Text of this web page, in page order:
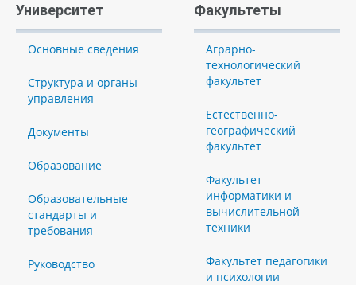
Университет
Основные сведения
Структура и органы
управления
Документы
Образование
Образовательные
стандарты и
требования
Руководство
Факультеты
Аграрно-
технологический
факультет
Естественно-
географический
факультет
Факультет
информатики и
вычислительной
техники
Факультет педагогики
и психологии